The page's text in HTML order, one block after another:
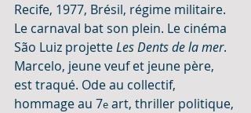
Recife, 1977, Brésil, régime militaire.
Le carnaval bat son plein. Le cinéma
São Luiz projette Les Dents de la mer.
Marcelo, jeune veuf et jeune père,
est traqué. Ode au collectif,
hommage au 7e art, thriller politique,